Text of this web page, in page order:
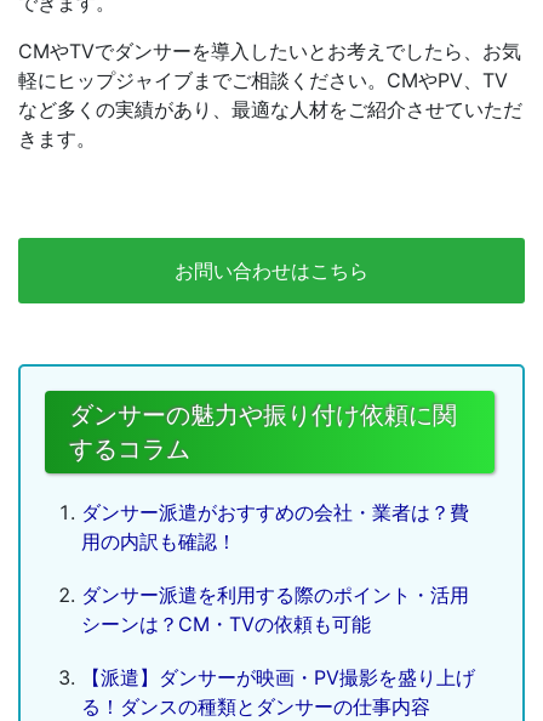
CMやTVでダンサーを導入したいとお考えでしたら、お気
軽にヒップジャイブまでご相談ください。CMやPV、TV
など多くの実績があり、最適な人材をご紹介させていただ
きます。
お問い合わせはこちら
ダンサーの魅力や振り付け依頼に関
するコラム
ダンサー派遣がおすすめの会社・業者は？費
用の内訳も確認！
ダンサー派遣を利用する際のポイント・活用
シーンは？CM・TVの依頼も可能
【派遣】ダンサーが映画・PV撮影を盛り上げ
る！ダンスの種類とダンサーの仕事内容